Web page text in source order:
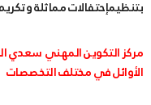
بتنظيمإحتفالات مماثلة
مركز التكوين المهني سعدي
الأوائل في مختلف التخصصات